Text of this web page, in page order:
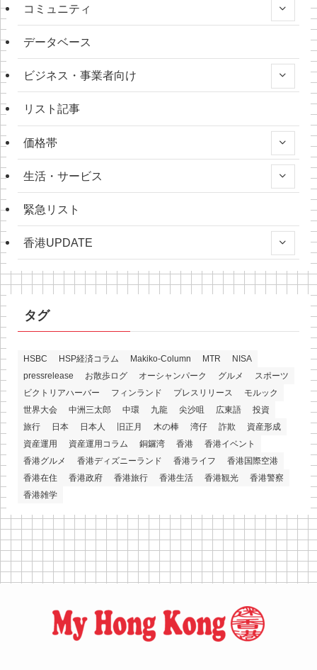
コミュニティ
データベース
ビジネス・事業者向け
リスト記事
価格帯
生活・サービス
緊急リスト
香港UPDATE
タグ
HSBC HSP経済コラム Makiko-Column MTR
NISA
pressrelease
お散歩ログ オーシャンパーク グルメ
スポーツ
ビクトリアハーバー
フィンランド プレスリリース
モルック
世界大会
中洲三太郎 中環 九龍 尖沙咀 広東語
投資
旅行
日本 日本人 旧正月 木の棒 湾仔 詐欺
資産形成
資産運用
資産運用コラム 銅鑼湾 香港
香港イベント
香港グルメ
香港ディズニーランド 香港ライフ
香港国際空港
香港在住
香港政府 香港旅行 香港生活 香港観光
香港警察
香港雑学